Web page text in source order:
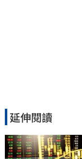
延伸閱讀